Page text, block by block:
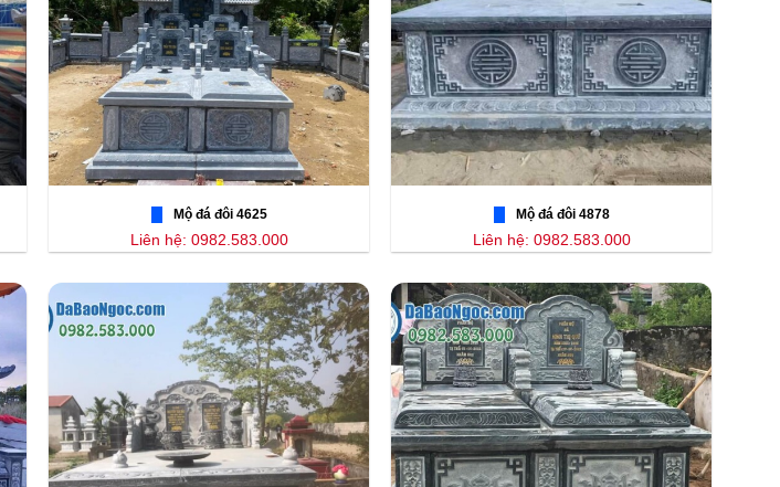
Mộ đá đôi 4625
Liên hệ: 0982.583.000
Mộ đá đôi 4878
Liên hệ: 0982.583.000